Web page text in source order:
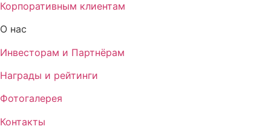
Корпоративным клиентам
О нас
Инвесторам и Партнёрам
Награды и рейтинги
Фотогалерея
Контакты